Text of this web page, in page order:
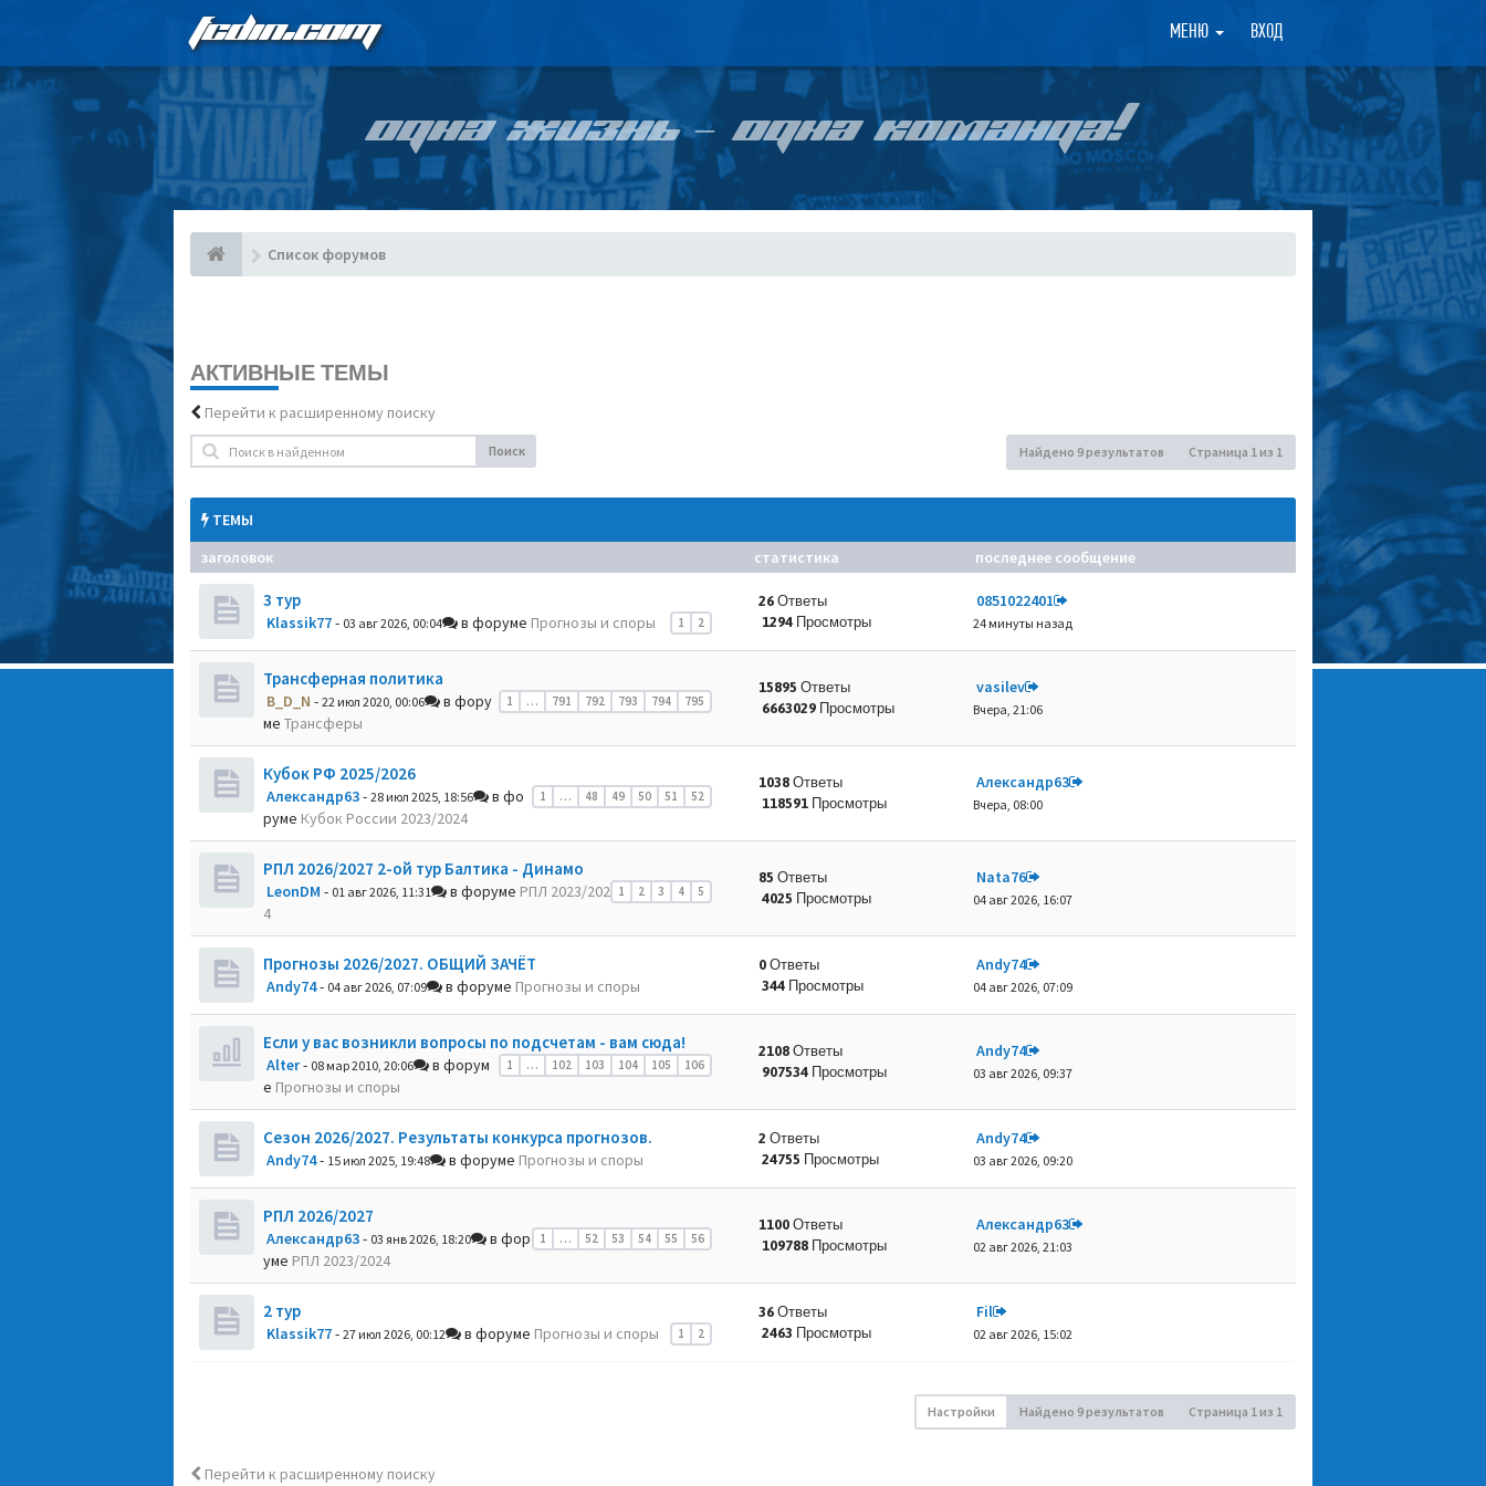
FCDIN.COM МЕНЮ ВХОД ×
ОДНА ЖИЗНЬ – ОДНА КОМАНДА!
Список форумов
АКТИВНЫЕ ТЕМЫ
Перейти к расширенному поиску
Поиск Найдено 9 результатов Страница 1из 1
ТЕМЫ
заголовок
статистика последнее сообщение
3 тур
1 2
Klassik77- 03 авг 2026, 00:04 в форуме Прогнозы и споры
26 Ответы
1294 Просмотры
0851022401
24 минуты назад
Трансферная политика
1 … 791 792 793 794 795
B_D_N - 22 июл 2020, 00:06
в фору
ме Трансферы
15895 Ответы
6663029 Просмотры
vasilev
Вчера, 21:06
Кубок РФ 2025/2026
1 … 48 49 50 51 52
Александр63- 28 июл 2025, 18:56
в фо
руме Кубок России 2023/2024
1038 Ответы
118591 Просмотры
Александр63
Вчера, 08:00
РПЛ 2026/2027 2-ой тур Балтика - Динамо
1 2 3 4 5
LeonDM - 01 авг 2026, 11:31 в форуме РПЛ 2023/202
4
85 Ответы
4025 Просмотры
Nata76
04 авг 2026, 16:07
Прогнозы 2026/2027. ОБЩИЙ ЗАЧЁТ
Andy74- 04 авг 2026, 07:09 в форуме Прогнозы и споры
0 Ответы
344 Просмотры
Andy74
04 авг 2026, 07:09
Если у вас возникли вопросы по подсчетам - вам сюда!
1 … 102 103 104 105 106
Alter- 08 мар 2010, 20:06
в форум
е Прогнозы и споры
2108 Ответы
907534 Просмотры
Andy74
03 авг 2026, 09:37
Сезон 2026/2027. Результаты конкурса прогнозов.
Andy74- 15 июл 2025, 19:48 в форуме Прогнозы и споры
2 Ответы
24755 Просмотры
Andy74
03 авг 2026, 09:20
РПЛ 2026/2027
1 … 52 53 54 55 56
Александр63- 03 янв 2026, 18:20
в фор
уме РПЛ 2023/2024
1100 Ответы
109788 Просмотры
Александр63
02 авг 2026, 21:03
2 тур
1 2
Klassik77- 27 июл 2026, 00:12 в форуме Прогнозы и споры
36 Ответы
2463 Просмотры
Fil
02 авг 2026, 15:02
Настройки Найдено 9 результатов Страница 1из 1
Перейти к расширенному поиску